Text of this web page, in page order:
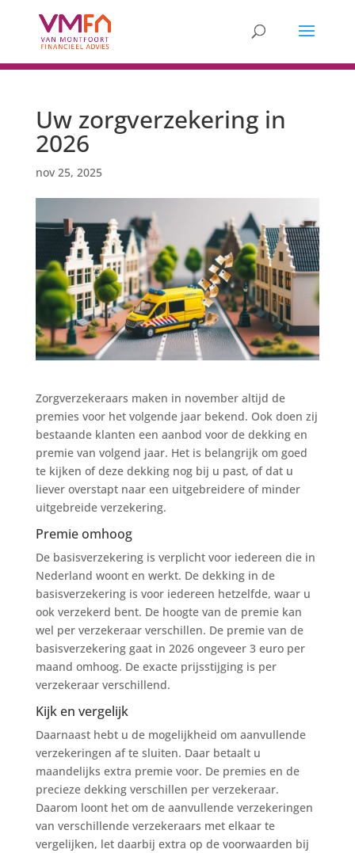
Uw zorgverzekering in
2026
nov 25, 2025
Zorgverzekeraars maken in november altijd de
premies voor het volgende jaar bekend. Ook doen zij
bestaande klanten een aanbod voor de dekking en
premie van volgend jaar. Het is belangrijk om goed
te kijken of deze dekking nog bij u past, of dat u
liever overstapt naar een uitgebreidere of minder
uitgebreide verzekering.
Premie omhoog
De basisverzekering is verplicht voor iedereen die in
Nederland woont en werkt. De dekking in de
basisverzekering is voor iedereen hetzelfde, waar u
ook verzekerd bent. De hoogte van de premie kan
wel per verzekeraar verschillen. De premie van de
basisverzekering gaat in 2026 ongeveer 3 euro per
maand omhoog. De exacte prijsstijging is per
verzekeraar verschillend.
Kijk en vergelijk
Daarnaast hebt u de mogelijkheid om aanvullende
verzekeringen af te sluiten. Daar betaalt u
maandelijks extra premie voor. De premies en de
precieze dekking verschillen per verzekeraar.
Daarom loont het om de aanvullende verzekeringen
van verschillende verzekeraars met elkaar te
vergelijken, let daarbij extra op de voorwaarden bij